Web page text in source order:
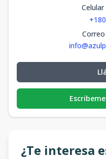
¿Te interesa